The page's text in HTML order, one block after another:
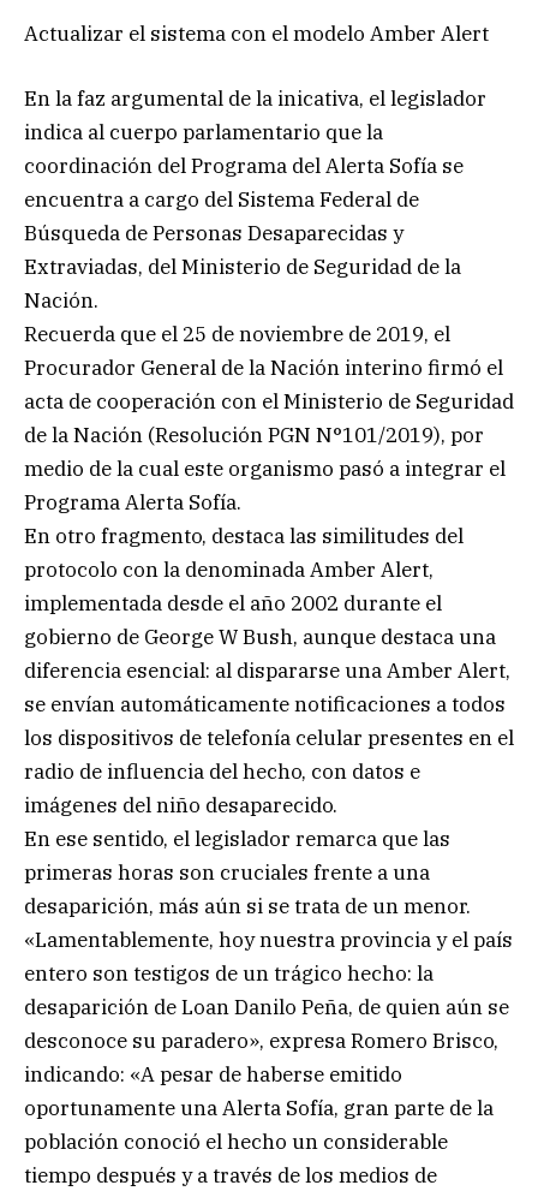
Actualizar el sistema con el modelo Amber Alert
En la faz argumental de la inicativa, el legislador
indica al cuerpo parlamentario que la
coordinación del Programa del Alerta Sofía se
encuentra a cargo del Sistema Federal de
Búsqueda de Personas Desaparecidas y
Extraviadas, del Ministerio de Seguridad de la
Nación.
Recuerda que el 25 de noviembre de 2019, el
Procurador General de la Nación interino firmó el
acta de cooperación con el Ministerio de Seguridad
de la Nación (Resolución PGN N°101/2019), por
medio de la cual este organismo pasó a integrar el
Programa Alerta Sofía.
En otro fragmento, destaca las similitudes del
protocolo con la denominada Amber Alert,
implementada desde el año 2002 durante el
gobierno de George W Bush, aunque destaca una
diferencia esencial: al dispararse una Amber Alert,
se envían automáticamente notificaciones a todos
los dispositivos de telefonía celular presentes en el
radio de influencia del hecho, con datos e
imágenes del niño desaparecido.
En ese sentido, el legislador remarca que las
primeras horas son cruciales frente a una
desaparición, más aún si se trata de un menor.
«Lamentablemente, hoy nuestra provincia y el país
entero son testigos de un trágico hecho: la
desaparición de Loan Danilo Peña, de quien aún se
desconoce su paradero», expresa Romero Brisco,
indicando: «A pesar de haberse emitido
oportunamente una Alerta Sofía, gran parte de la
población conoció el hecho un considerable
tiempo después y a través de los medios de